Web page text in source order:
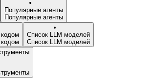
Популярные агенты
Популярные агенты
Список LLM моделей
Список LLM моделей